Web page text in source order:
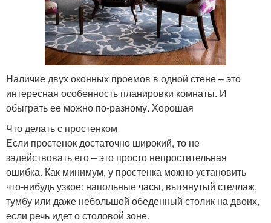
Наличие двух оконных проемов в одной стене – это
интересная особенность планировки комнаты. И
обыграть ее можно по-разному. Хорошая
Что делать с простенком
Если простенок достаточно широкий, то не
задействовать его – это просто непростительная
ошибка. Как минимум, у простенка можно установить
что-нибудь узкое: напольные часы, вытянутый стеллаж,
тумбу или даже небольшой обеденный столик на двоих,
если речь идет о столовой зоне.